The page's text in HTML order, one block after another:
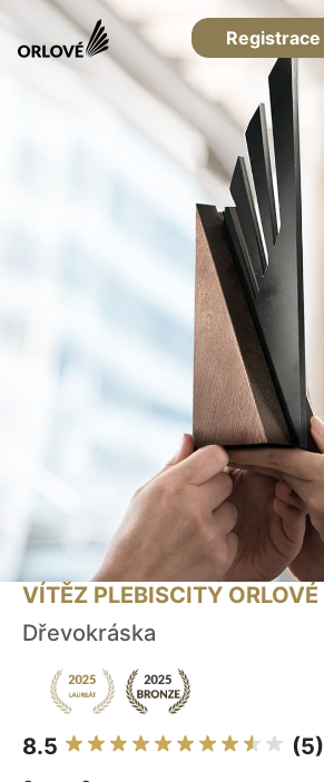
Registrace
VÍTĚZ PLEBISCITY ORLOVÉ
Dřevokráska
8.5 (5)